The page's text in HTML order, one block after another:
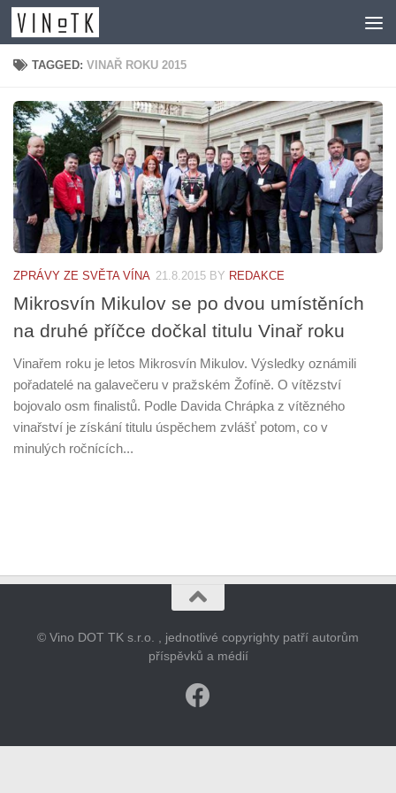
Skip to content
TAGGED:VINAŘ ROKU 2015
ZPRÁVY ZE SVĚTA VÍNA 21.8.2015 BY REDAKCE
Mikrosvín Mikulov se po dvou umístěních
na druhé příčce dočkal titulu Vinař roku
Vinařem roku je letos Mikrosvín Mikulov. Výsledky oznámili
pořadatelé na galavečeru v pražském Žofíně. O vítězství
bojovalo osm finalistů. Podle Davida Chrápka z vítězného
vinařství je získání titulu úspěchem zvlášť potom, co v
minulých ročnících...
© Vino DOT TK s.r.o. , jednotlivé copyrighty patří autorům
příspěvků a médií